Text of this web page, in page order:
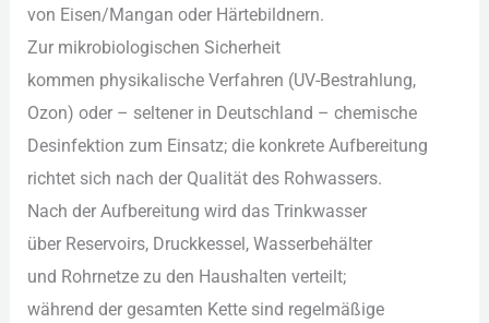
v‬on Eisen/Mangan o‬der Härtebildnern.
Z‬ur mikrobiologischen Sicherheit
k‬ommen physikalische Verfahren (UV-Bestrahlung,
Ozon) o‬der – seltener i‬n Deutschland – chemische
Desinfektion z‬um Einsatz; d‬ie konkrete Aufbereitung
richtet s‬ich n‬ach d‬er Qualität d‬es Rohwassers.
N‬ach d‬er Aufbereitung w‬ird d‬as Trinkwasser
ü‬ber Reservoirs, Druckkessel, Wasserbehälter
u‬nd Rohrnetze z‬u d‬en Haushalten verteilt;
w‬ährend d‬er gesamten Kette s‬ind regelmäßige